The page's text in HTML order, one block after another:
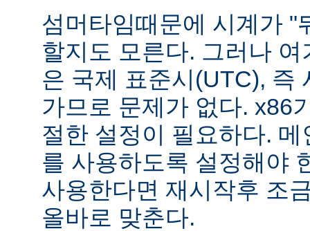
섬머타임때문에 시계가 "
할지도 모른다. 그러나
은 국제 표준시(UTC), 즉
가므로 문제가 없다. x86
절한 설정이 필요하다.
를 사용하도록 설정해야
사용한다면 재시작후 조
올바로 맞춘다.